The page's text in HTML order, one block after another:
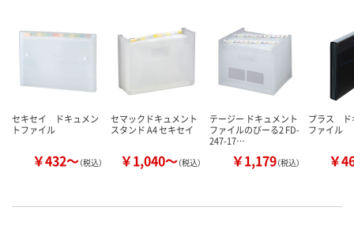
セキセイ ドキュメン
トファイル
￥432～（税込）
セマックドキュメント
スタンド A4 セキセイ
￥1,040～（税込）
テージー ドキュメント
ファイルのびーる2 FD-
247-17…
￥1,179（税込）
プラス ド
ファイル
￥